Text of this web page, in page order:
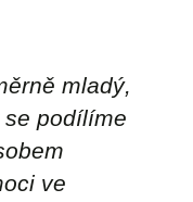
mladý,
podílíme
ve